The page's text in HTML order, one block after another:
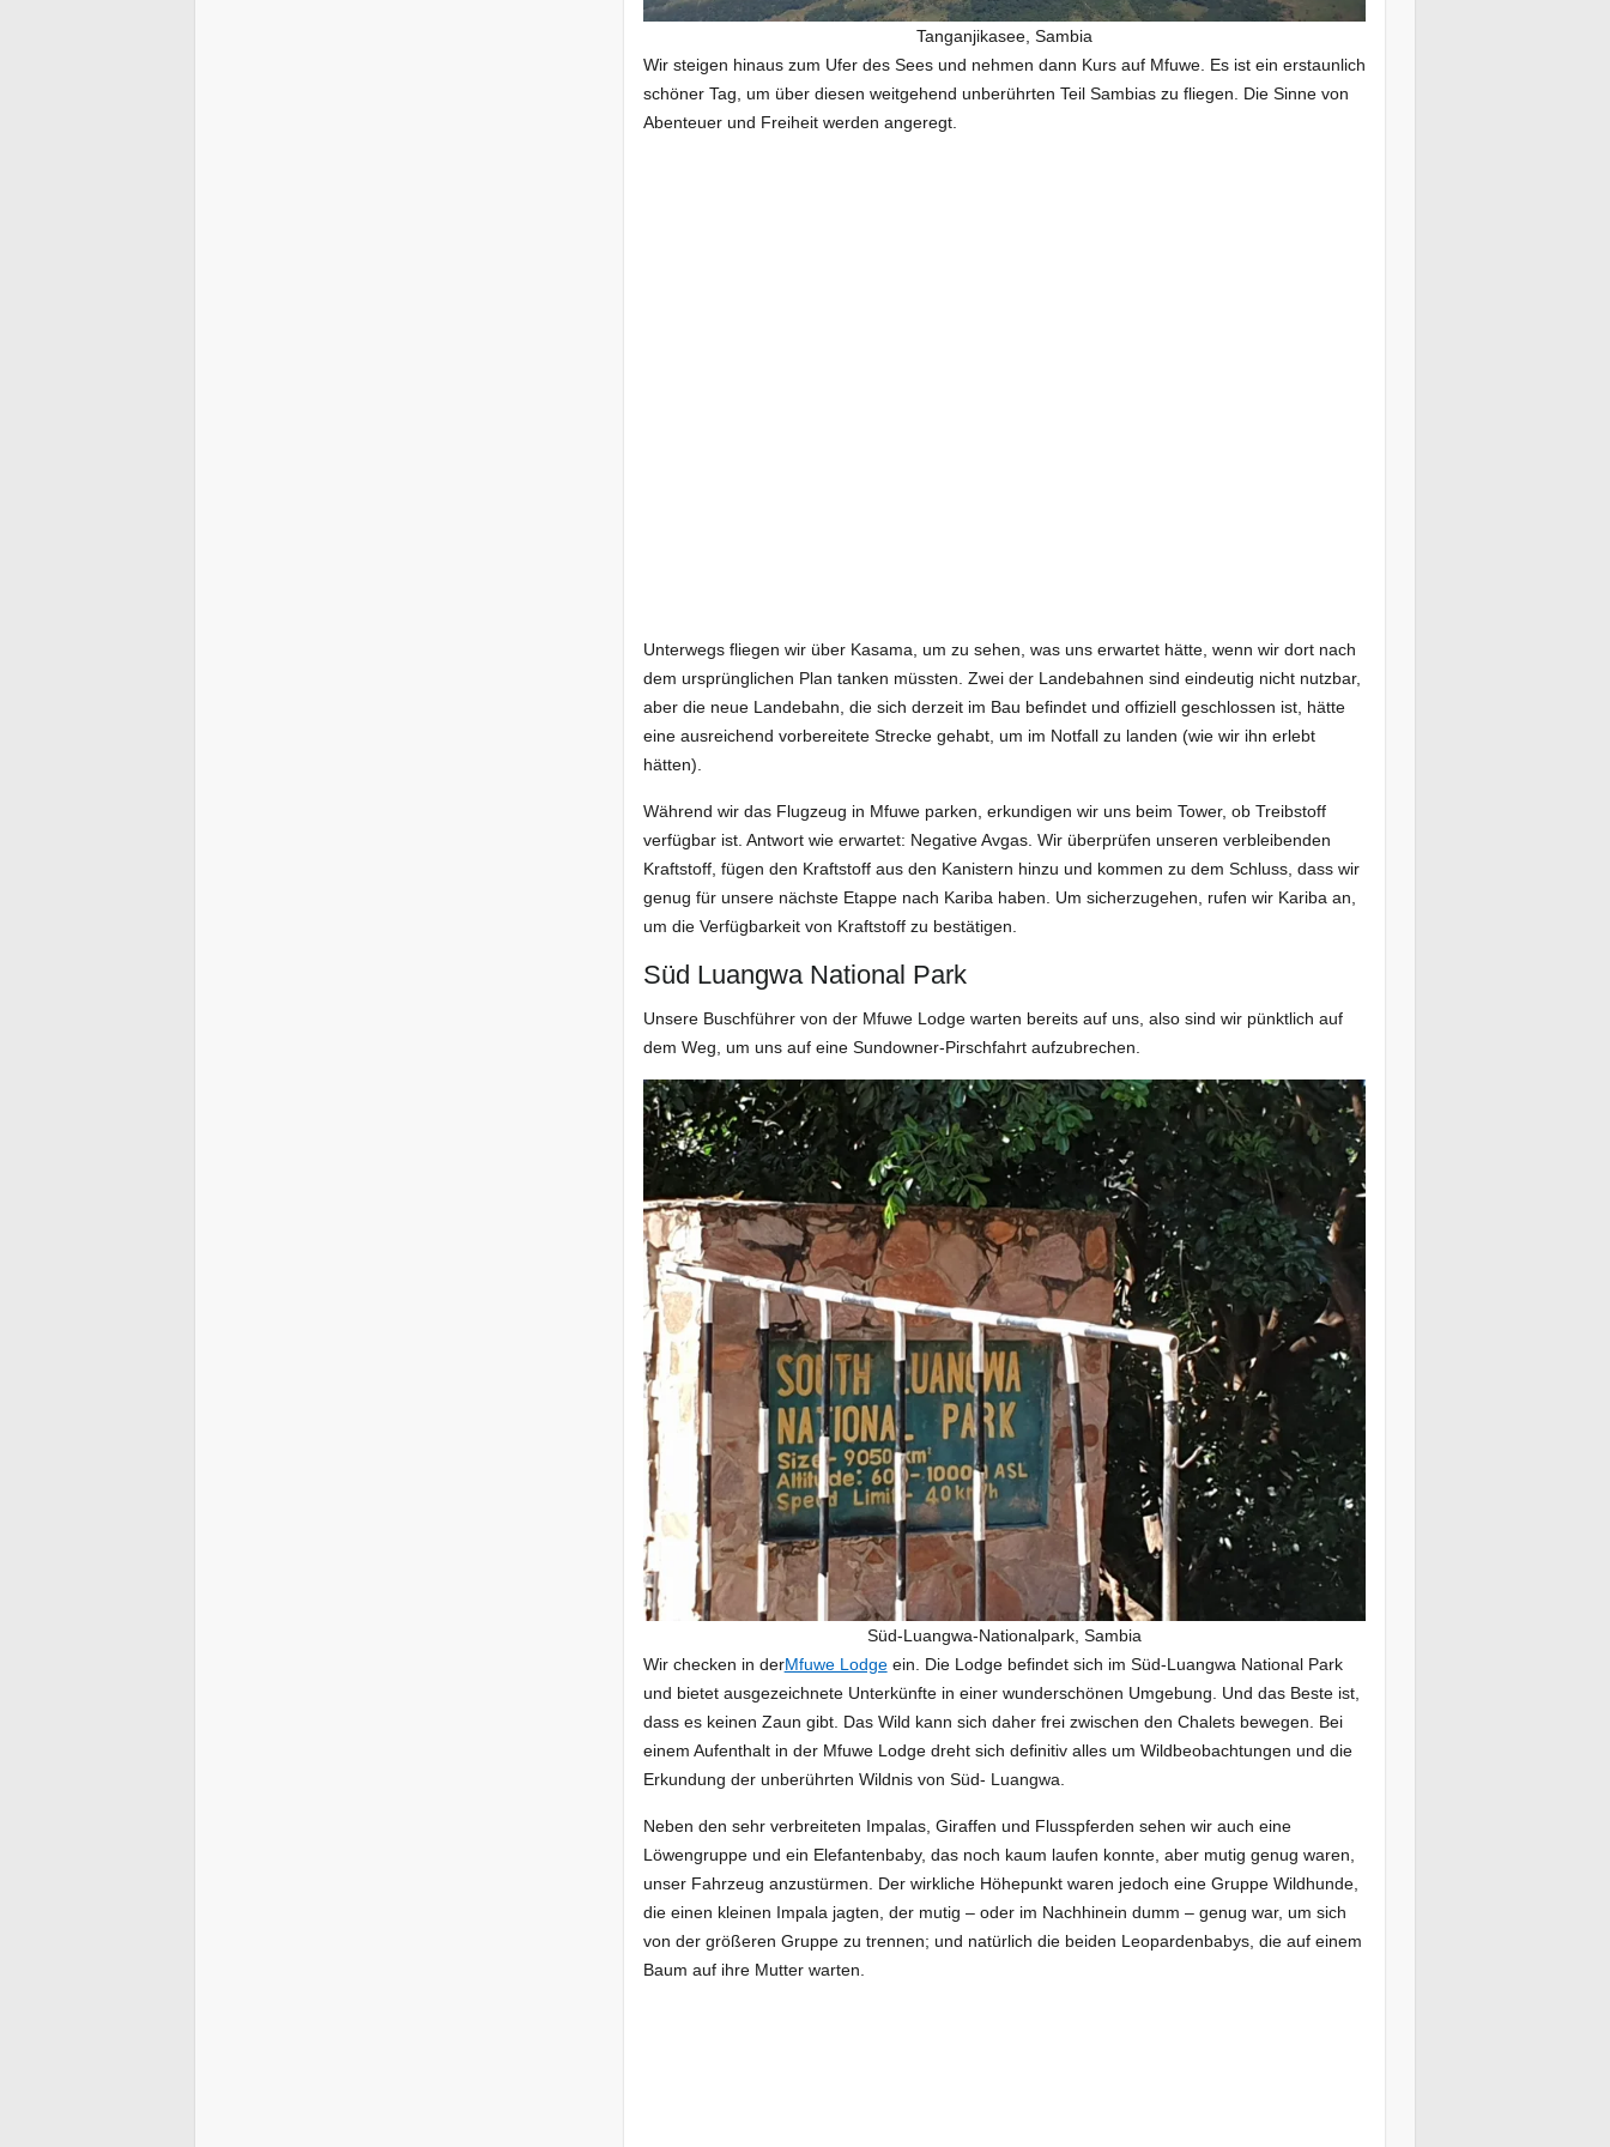
Tanganjikasee, Sambia
Wir steigen hinaus zum Ufer des Sees und nehmen dann Kurs auf Mfuwe. Es ist ein erstaunlich
schöner Tag, um über diesen weitgehend unberührten Teil Sambias zu fliegen. Die Sinne von
Abenteuer und Freiheit werden angeregt.
Unterwegs fliegen wir über Kasama, um zu sehen, was uns erwartet hätte, wenn wir dort nach
dem ursprünglichen Plan tanken müssten. Zwei der Landebahnen sind eindeutig nicht nutzbar,
aber die neue Landebahn, die sich derzeit im Bau befindet und offiziell geschlossen ist, hätte
eine ausreichend vorbereitete Strecke gehabt, um im Notfall zu landen (wie wir ihn erlebt
hätten).
Während wir das Flugzeug in Mfuwe parken, erkundigen wir uns beim Tower, ob Treibstoff
verfügbar ist. Antwort wie erwartet: Negative Avgas. Wir überprüfen unseren verbleibenden
Kraftstoff, fügen den Kraftstoff aus den Kanistern hinzu und kommen zu dem Schluss, dass wir
genug für unsere nächste Etappe nach Kariba haben. Um sicherzugehen, rufen wir Kariba an,
um die Verfügbarkeit von Kraftstoff zu bestätigen.
Süd Luangwa National Park
Unsere Buschführer von der Mfuwe Lodge warten bereits auf uns, also sind wir pünktlich auf
dem Weg, um uns auf eine Sundowner-Pirschfahrt aufzubrechen.
Süd-Luangwa-Nationalpark, Sambia
Wir checken in derMfuwe Lodgeein. Die Lodge befindet sich im Süd-Luangwa National Park
und bietet ausgezeichnete Unterkünfte in einer wunderschönen Umgebung. Und das Beste ist,
dass es keinen Zaun gibt. Das Wild kann sich daher frei zwischen den Chalets bewegen. Bei
einem Aufenthalt in der Mfuwe Lodge dreht sich definitiv alles um Wildbeobachtungen und die
Erkundung der unberührten Wildnis von Süd- Luangwa.
Neben den sehr verbreiteten Impalas, Giraffen und Flusspferden sehen wir auch eine
Löwengruppe und ein Elefantenbaby, das noch kaum laufen konnte, aber mutig genug waren,
unser Fahrzeug anzustürmen. Der wirkliche Höhepunkt waren jedoch eine Gruppe Wildhunde,
die einen kleinen Impala jagten, der mutig – oder im Nachhinein dumm – genug war, um sich
von der größeren Gruppe zu trennen; und natürlich die beiden Leopardenbabys, die auf einem
Baum auf ihre Mutter warten.